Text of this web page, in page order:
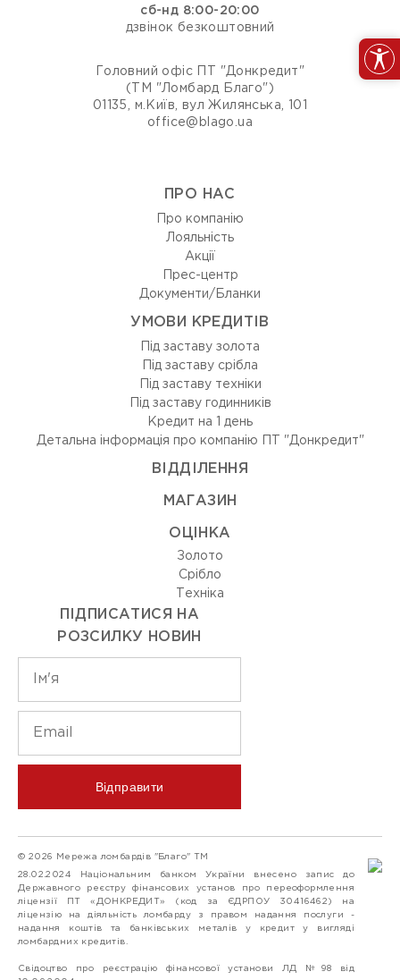
сб-нд 8:00-20:00
дзвінок безкоштовний
Головний офіс ПТ "Донкредит"
(ТМ "Ломбард Благо")
01135, м.Київ, вул Жилянська, 101
office@blago.ua
ПРО НАС
Про компанію
Лояльність
Акції
Прес-центр
Документи/Бланки
УМОВИ КРЕДИТІВ
Під заставу золота
Під заставу срібла
Під заставу техніки
Під заставу годинників
Кредит на 1 день
Детальна інформація про компанію ПТ "Донкредит"
ВIДДIЛЕННЯ
МАГАЗИН
ОЦIНКА
Золото
Срiбло
Технiка
ПІДПИСАТИСЯ НА
РОЗСИЛКУ НОВИН
Відправити
© 2026 Мережа ломбардів "Благо" ТМ
28.02.2024 Національним банком України внесено запис до
Державного реєстру фінансових установ про переоформлення
ліцензії ПТ «ДОНКРЕДИТ» (код за ЄДРПОУ 30416462) на
ліцензію на діяльність ломбарду з правом надання послуги -
надання коштів та банківських металів у кредит у вигляді
ломбардних кредитів.
Свідоцтво про реєстрацію фінансової установи ЛД №98 від